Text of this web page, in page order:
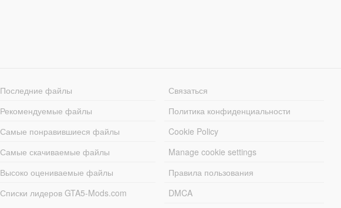
Последние файлы
Рекомендуемые файлы
Самые понравившиеся файлы
Самые скачиваемые файлы
Высоко оцениваемые файлы
Списки лидеров GTA5-Mods.com
Связаться
Политика конфиденциальности
Cookie Policy
Manage cookie settings
Правила пользования
DMCA